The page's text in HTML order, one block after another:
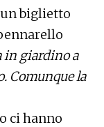
biglietto
in giardino a
Comunque la
ci hanno